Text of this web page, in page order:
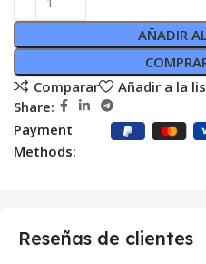
AÑADIR
Comparar
Añadir a la
Share:
Payment
Methods:
Reseñas de clientes